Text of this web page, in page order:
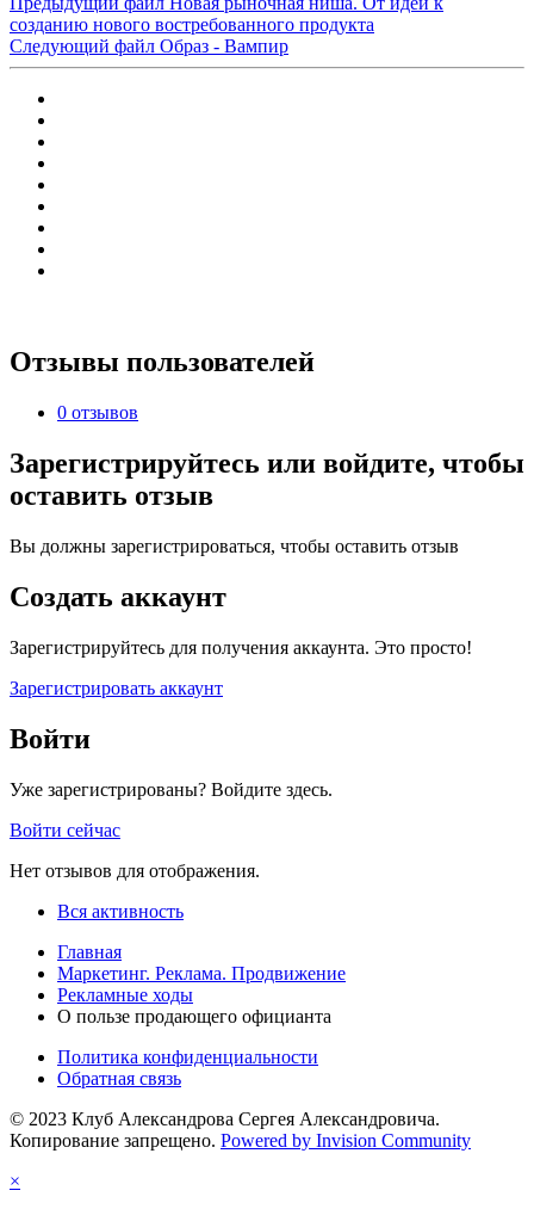
созданию нового востребованного продукта
Следующий файл Образ - Вампир
Отзывы пользователей
0 отзывов
Зарегистрируйтесь или войдите, чтобы
оставить отзыв
Вы должны зарегистрироваться, чтобы оставить отзыв
Создать аккаунт
Зарегистрируйтесь для получения аккаунта. Это просто!
Зарегистрировать аккаунт
Войти
Уже зарегистрированы? Войдите здесь.
Войти сейчас
Нет отзывов для отображения.
Вся активность
Главная
Маркетинг. Реклама. Продвижение
Рекламные ходы
О пользе продающего официанта
Политика конфиденциальности
Обратная связь
© 2023 Клуб Александрова Сергея Александровича.
Копирование запрещено. Powered by Invision Community
×